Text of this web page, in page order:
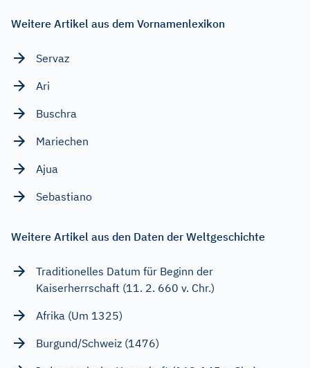
Weitere Artikel aus dem Vornamenlexikon
Servaz
Ari
Buschra
Mariechen
Ajua
Sebastiano
Weitere Artikel aus den Daten der Weltgeschichte
Traditionelles Datum für Beginn der
Kaiserherrschaft (11. 2. 660 v. Chr.)
Afrika (Um 1325)
Burgund/Schweiz (1476)